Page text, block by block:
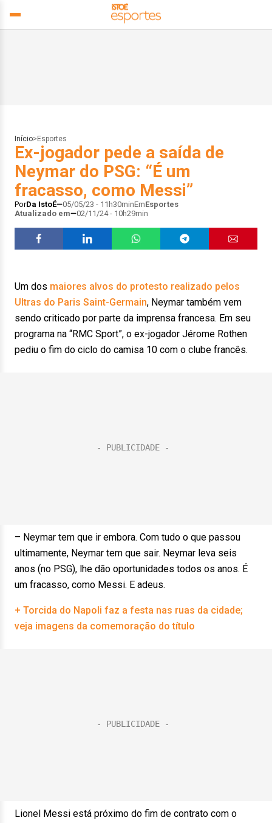
Início> Esportes
Ex-jogador pede a saída de
Neymar do PSG: “É um
fracasso, como Messi”
PorDa IstoÉ 05/05/23 - 11h30minEmEsportes
Atualizado em
02/11/24 - 10h29min
Um dos maiores alvos do protesto realizado pelos
Ultras do Paris Saint-Germain, Neymar também vem
sendo criticado por parte da imprensa francesa. Em seu
programa na “RMC Sport”, o ex-jogador Jérome Rothen
pediu o fim do ciclo do camisa 10 com o clube francês.
– Neymar tem que ir embora. Com tudo o que passou
ultimamente, Neymar tem que sair. Neymar leva seis
anos (no PSG), lhe dão oportunidades todos os anos. É
um fracasso, como Messi. E adeus.
+ Torcida do Napoli faz a festa nas ruas da cidade;
veja imagens da comemoração do título
Lionel Messi está próximo do fim de contrato com o